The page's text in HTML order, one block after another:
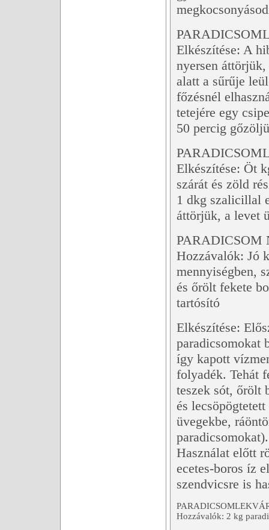
Elkészítése: A
nyersen
alatt a sűrűje
főzésnél
tetejére egy
50 percig
Elkészítése: Öt
szárát és zöld
1 dkg szalicillal
áttörjük, a levet
PARADICSOM
Hozzávalók: Jó
mennyiségben,
és őrölt fekete
tartósító
Elkészítése:
paradicsomokat
így kapott
folyadék. Tehát
teszek sót, őrölt
és
üvegekbe,
Használat előtt
ecetes-boros íz
szendvicsre is
Hozzávalók: 2 kg